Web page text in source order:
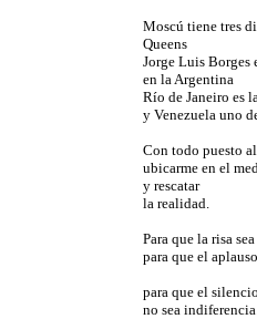
Moscú tiene tres
Queens
Jorge Luis Borges
en la Argentina
Río de Janeiro es
y Venezuela uno
Con todo puesto
ubicarme en el
y rescatar
la realidad.
Para que la risa
para que el
para que el
no sea